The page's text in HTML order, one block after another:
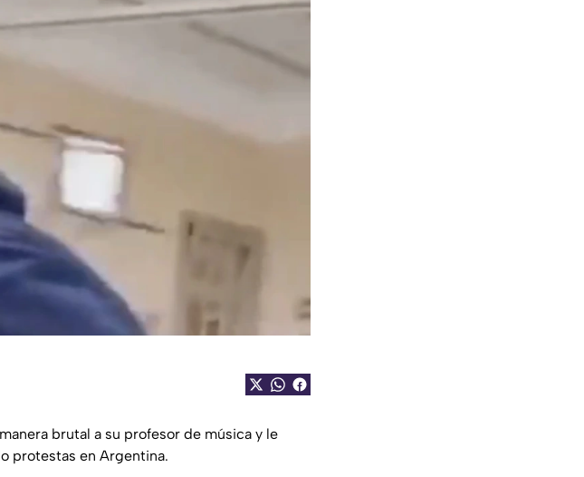
brutal a su profesor de música y le
protestas en Argentina.